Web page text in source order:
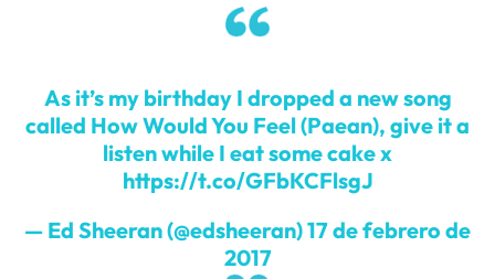
As it’s my birthday I dropped a new song
called How Would You Feel (Paean), give it a
listen while I eat some cake x
https://t.co/GFbKCFlsgJ
— Ed Sheeran (@edsheeran)17 de febrero de
2017